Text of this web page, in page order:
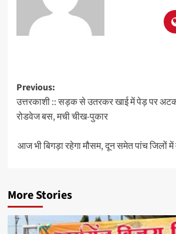
Previous:
उत्तरकाशी :: सड़क से उतरकर खाई में पेड़ पर
रोडवेज बस, मची चीख-पुकार
आज भी बिगड़ा रहेगा मौसम, दून समेत पांच जिलों में
More Stories